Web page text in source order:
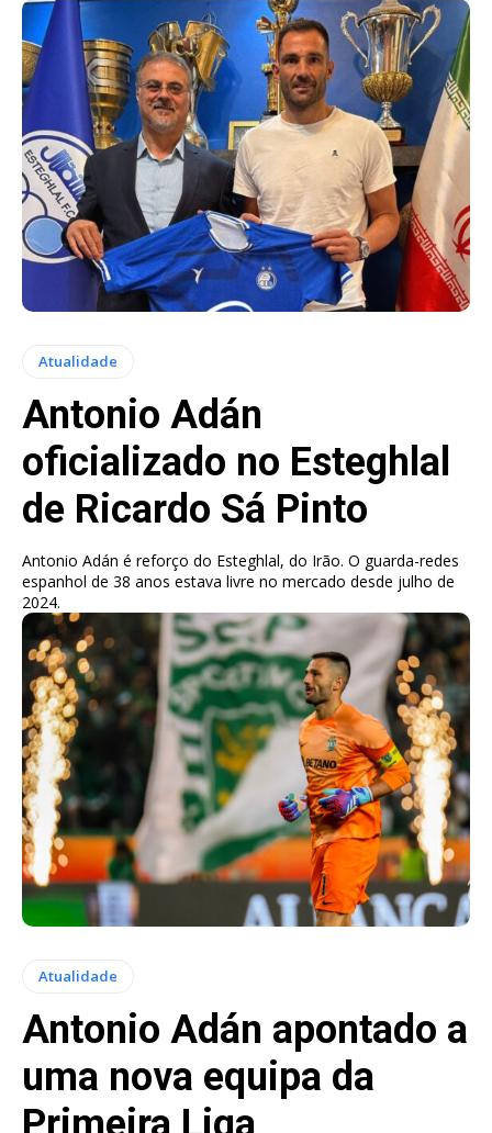
Atualidade
Antonio Adán
oficializado no Esteghlal
de Ricardo Sá Pinto
Antonio Adán é reforço do Esteghlal, do Irão. O guarda-redes
espanhol de 38 anos estava livre no mercado desde julho de
2024.
Atualidade
Antonio Adán apontado a
uma nova equipa da